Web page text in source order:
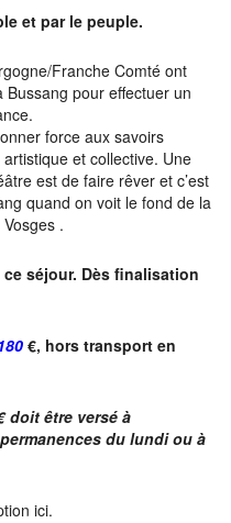
et par le peuple.
Franche Comté ont
pour effectuer un
force aux savoirs
et collective. Une
est de faire rêver et c’est
quand on voit le fond de la
.
séjour. Dès finalisation
180 €, hors transport en
doit être versé à
du lundi ou à
ici.